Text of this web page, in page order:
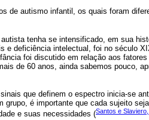
de autismo infantil, os quais foram
tenha se intensificado, em sua
e deficiência intelectual, foi no século
foi discutido em relação aos fatores
de 60 anos, ainda sabemos pouco,
que definem o espectro inicia-se
é importante que cada sujeito
e suas necessidades (Santos e